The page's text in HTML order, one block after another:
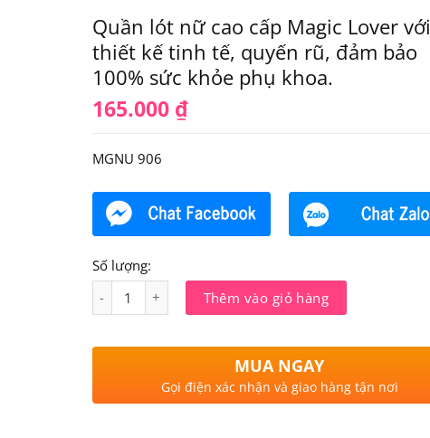
Quần lót nữ cao cấp Magic Lover với
thiết kế tinh tế, quyến rũ, đảm bảo
100% sức khỏe phụ khoa.
165.000 ₫
MGNU 906
Số lượng:
Số lượng Thêm vào giỏ hàng
MUA NGAY
Gọi điện xác nhận và giao hàng tận nơi